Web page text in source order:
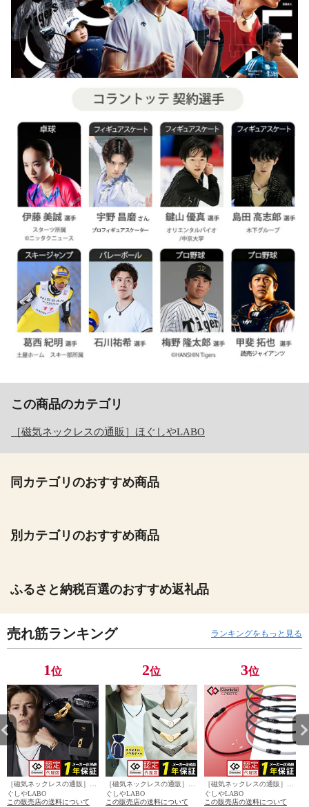
この商品のカテゴリ
［磁気ネックレスの通販］ほぐしやLABO
同カテゴリのおすすめ商品
別カテゴリのおすすめ商品
ふるさと納税百選のおすすめ返礼品
売れ筋ランキング ランキングをもっと見る
1位
［磁気ネックレスの通販］ほ
ぐしやLABO
この販売店の送料について
2位
［磁気ネックレスの通販］ほ
ぐしやLABO
この販売店の送料について
3位
［磁気ネックレスの通販］ほ
ぐしやLABO
この販売店の送料について